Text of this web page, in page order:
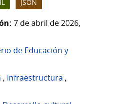
JSON
7 de abril de 2026,
de Educación y
, Infraestructura ,